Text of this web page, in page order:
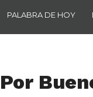
PALABRA DE HOY